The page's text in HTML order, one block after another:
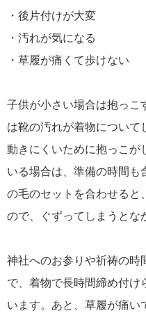
・後片付けが大変
・汚れが気になる
・草履が痛くて歩けない
子供が小さい場合は抱っこ
は靴の汚れが着物について
動きにくいために抱っこが
いる場合は、準備の時間も
の毛のセットを合わせると
ので、ぐずってしまうとな
神社へのお参りや祈祷の時
で、着物で長時間締め付け
います。あと、草履が痛い